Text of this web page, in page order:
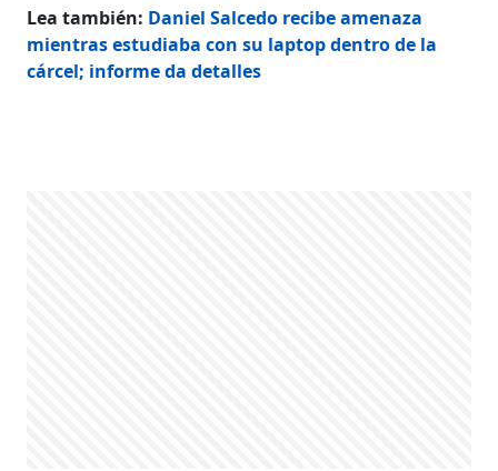
Lea también: Daniel Salcedo recibe amenaza
mientras estudiaba con su laptop dentro de la
cárcel; informe da detalles